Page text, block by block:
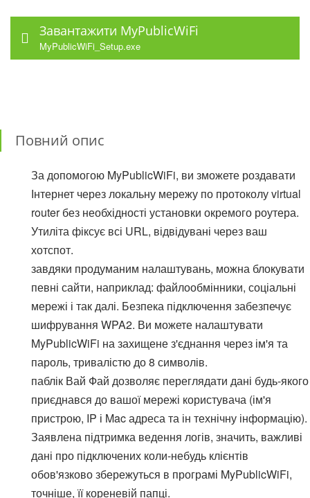
Завантажити MyPublicWiFi
MyPublicWiFi_Setup.exe
Повний опис
За допомогою MyPublicWiFi, ви зможете роздавати
Інтернет через локальну мережу по протоколу virtual
router без необхідності установки окремого роутера.
Утиліта фіксує всі URL, відвідувані через ваш
хотспот.
завдяки продуманим налаштувань, можна блокувати
певні сайти, наприклад: файлообмінники, соціальні
мережі і так далі. Безпека підключення забезпечує
шифрування WPA2. Ви можете налаштувати
MyPublicWiFi на захищене з'єднання через ім'я та
пароль, тривалістю до 8 символів.
паблік Вай Фай дозволяє переглядати дані будь-якого
приєднався до вашої мережі користувача (ім'я
пристрою, IP і Mac адреса та ін технічну інформацію).
Заявлена підтримка ведення логів, значить, важливі
дані про підключених коли-небудь клієнтів
обов'язково збережуться в програмі MyPublicWiFi,
точніше, її кореневій папці.